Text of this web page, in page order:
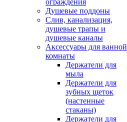
ограждения
Душевые поддоны
Слив, канализация,
душевые трапы и
душевые каналы
Аксессуары для ванной
комнаты
Держатели для
мыла
Держатели для
зубных щеток
(настенные
стаканы)
Держатели для